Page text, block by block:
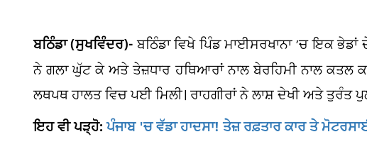
ਬਠਿੰਡਾ (ਸੁਖਵਿੰਦਰ)-ਬਠਿੰਡਾ ਵਿਖੇ ਪਿੰਡ ਮਾਈਸਰਖਾਨਾ ’ਚ ਇਕ
ਨੇ ਗਲਾ ਘੁੱਟ ਕੇ ਅਤੇ ਤੇਜ਼ਧਾਰ ਹਥਿਆਰਾਂ ਨਾਲ ਬੇਰਹਿਮੀ ਨਾਲ ਕਤਲ
ਲਥਪਥ ਹਾਲਤ ਵਿਚ ਪਈ ਮਿਲੀ। ਰਾਹਗੀਰਾਂ ਨੇ ਲਾਸ਼ ਦੇਖੀ ਅਤੇ ਤੁਰੰਤ
ਇਹ ਵੀ ਪੜ੍ਹੋ:ਪੰਜਾਬ 'ਚ ਵੱਡਾ ਹਾਦਸਾ! ਤੇਜ਼ ਰਫ਼ਤਾਰ ਕਾਰ ਤੇ